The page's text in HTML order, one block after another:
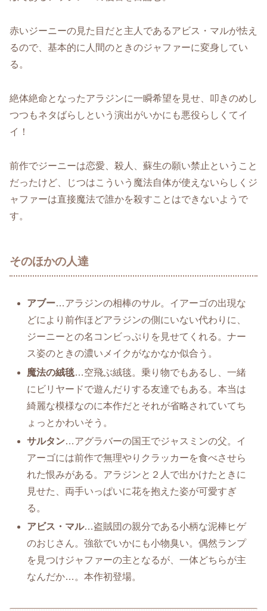
赤いジーニーの見た目だと主人であるアビス・マルが怯え
るので、基本的に人間のときのジャファーに変身してい
る。
絶体絶命となったアラジンに一瞬希望を見せ、叩きのめし
つつもネタばらしという演出がいかにも悪役らしくてイ
イ！
前作でジーニーは恋愛、殺人、蘇生の願い禁止ということ
だったけど、じつはこういう魔法自体が使えないらしくジ
ャファーは直接魔法で誰かを殺すことはできないようで
す。
そのほかの人達
アブー…アラジンの相棒のサル。イアーゴの出現な
どにより前作ほどアラジンの側にいない代わりに、
ジーニーとの名コンビっぷりを見せてくれる。ナー
ス姿のときの濃いメイクがなかなか似合う。
魔法の絨毯…空飛ぶ絨毯。乗り物でもあるし、一緒
にビリヤードで遊んだりする友達でもある。本当は
綺麗な模様なのに本作だとそれが省略されていてち
ょっとかわいそう。
サルタン…アグラバーの国王でジャスミンの父。イ
アーゴには前作で無理やりクラッカーを食べさせら
れた恨みがある。アラジンと２人で出かけたときに
見せた、両手いっぱいに花を抱えた姿が可愛すぎ
る。
アビス・マル…盗賊団の親分である小柄な泥棒ヒゲ
のおじさん。強欲でいかにも小物臭い。偶然ランプ
を見つけジャファーの主となるが、一体どちらが主
なんだか…。本作初登場。